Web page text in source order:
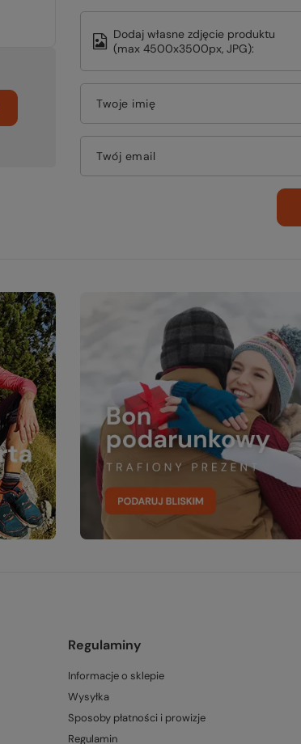
Dodaj własne zdjęcie produktu
(max 4500x3500px, JPG):
Twoje imię
Twój email
Regulaminy
Informacje o sklepie
Wysyłka
Sposoby płatności i prowizje
Regulamin